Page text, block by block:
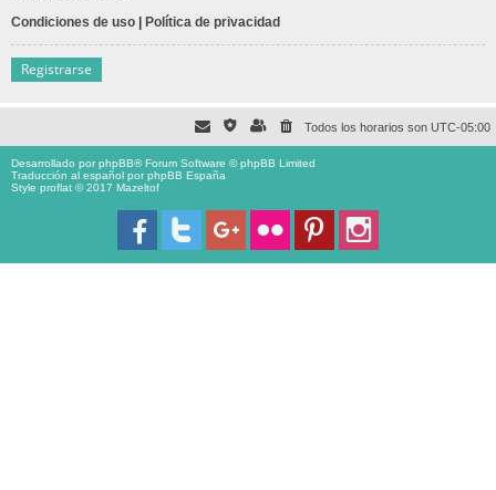
Condiciones de uso | Política de privacidad
Registrarse
Todos los horarios son UTC-05:00
Desarrollado porphpBB® Forum Software © phpBB Limited
Traducción al español porphpBB España
Style proflat © 2017 Mazeltof